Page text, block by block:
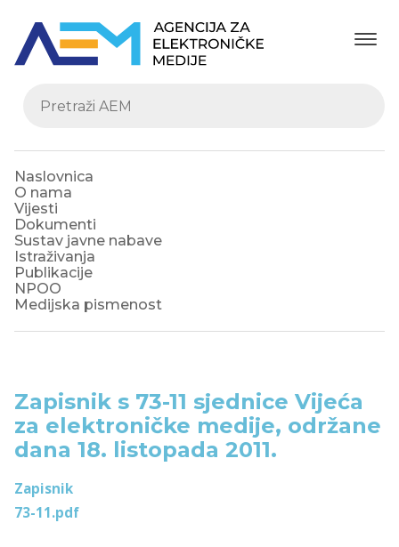
Naslovnica
O nama
Vijesti
Dokumenti
Sustav javne nabave
Istraživanja
Publikacije
NPOO
Medijska pismenost
Zapisnik s 73-11 sjednice Vijeća
za elektroničke medije, održane
dana 18. listopada 2011.
Zapisnik
73-11.pdf